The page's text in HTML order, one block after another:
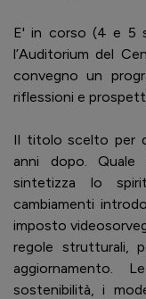
E' in corso (4 e 5
l’Auditorium del
convegno un
riflessioni e
Il titolo scelto per
anni dopo.
sintetizza lo
cambiamenti
imposto
regole strutturali,
aggiornamento.
sostenibilità, i